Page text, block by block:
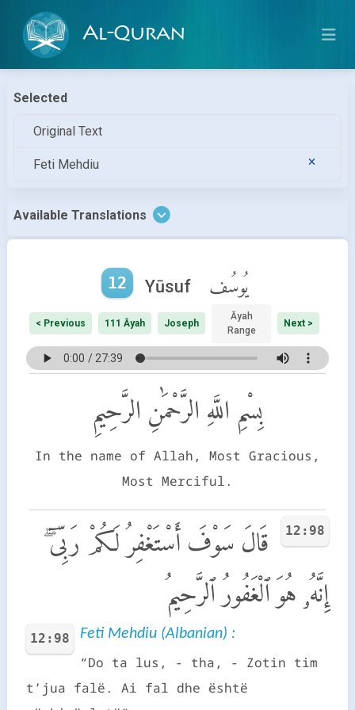
Al-Quran
Selected
Original Text
Feti Mehdiu
Available Translations
12 Yūsuf يُوسُف
< Previous 111 Āyah Joseph
Āyah
Range
Next >
بِسْمِ اللَّهِ الرَّحْمَٰنِ الرَّحِيمِ
In the name of Allah, Most Gracious,
Most Merciful.
12:98
قَالَ سَوْفَ أَسْتَغْفِرُ لَكُمْ رَبِّىٓ ۖ
إِنَّهُۥ هُوَ ٱلْغَفُورُ ٱلرَّحِيمُ
12:98 Feti Mehdiu (Albanian) :
“Do ta lus, - tha, - Zotin tim
t’jua falë. Ai fal dhe është